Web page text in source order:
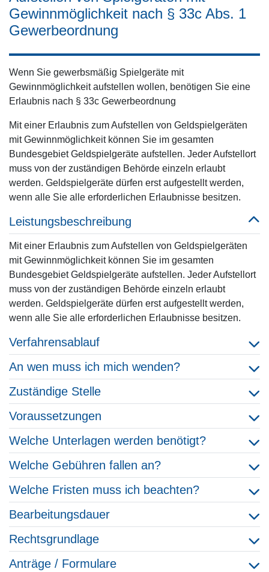
Gewinnmöglichkeit nach § 33c Abs. 1
Gewerbeordnung
Wenn Sie gewerbsmäßig Spielgeräte mit
Gewinnmöglichkeit aufstellen wollen, benötigen Sie eine
Erlaubnis nach § 33c Gewerbeordnung
Mit einer Erlaubnis zum Aufstellen von Geldspielgeräten
mit Gewinnmöglichkeit können Sie im gesamten
Bundesgebiet Geldspielgeräte aufstellen. Jeder Aufstellort
muss von der zuständigen Behörde einzeln erlaubt
werden. Geldspielgeräte dürfen erst aufgestellt werden,
wenn alle Sie alle erforderlichen Erlaubnisse besitzen.
Leistungsbeschreibung
Mit einer Erlaubnis zum Aufstellen von Geldspielgeräten
mit Gewinnmöglichkeit können Sie im gesamten
Bundesgebiet Geldspielgeräte aufstellen. Jeder Aufstellort
muss von der zuständigen Behörde einzeln erlaubt
werden. Geldspielgeräte dürfen erst aufgestellt werden,
wenn alle Sie alle erforderlichen Erlaubnisse besitzen.
Verfahrensablauf
An wen muss ich mich wenden?
Zuständige Stelle
Voraussetzungen
Welche Unterlagen werden benötigt?
Welche Gebühren fallen an?
Welche Fristen muss ich beachten?
Bearbeitungsdauer
Rechtsgrundlage
Anträge / Formulare